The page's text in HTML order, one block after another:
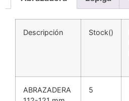
Descripción Stock()
ABRAZADERA
5